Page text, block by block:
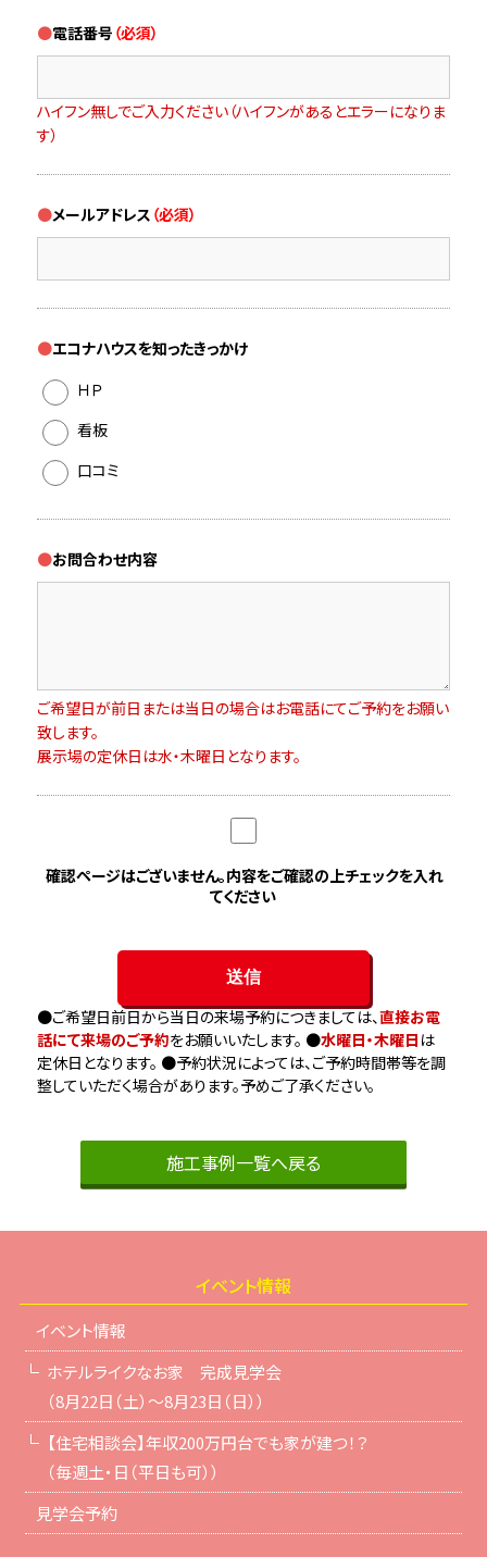
電話番号 （必須）
ハイフン無しでご入力ください（ハイフンがあるとエラーになりま
す）
メールアドレス （必須）
エコナハウスを知ったきっかけ
ＨＰ
看板
口コミ
お問合わせ内容
ご希望日が前日または当日の場合はお電話にてご予約をお願い
致します。
展示場の定休日は水・木曜日となります。
確認ページはございません。内容をご確認の上チェックを入れ
てください
●ご希望日前日から当日の来場予約につきましては、直接お電
話にて来場のご予約をお願いいたします。 ●水曜日・木曜日 は
定休日となります。 ●予約状況によっては、ご予約時間帯等を調
整していただく場合があります。予めご了承ください。
施工事例一覧へ戻る
イベント情報
イベント情報
ホテルライクなお家 完成見学会
（8月22日（土）～8月23日（日））
【住宅相談会】年収200万円台でも家が建つ！？
（毎週土・日（平日も可））
見学会予約